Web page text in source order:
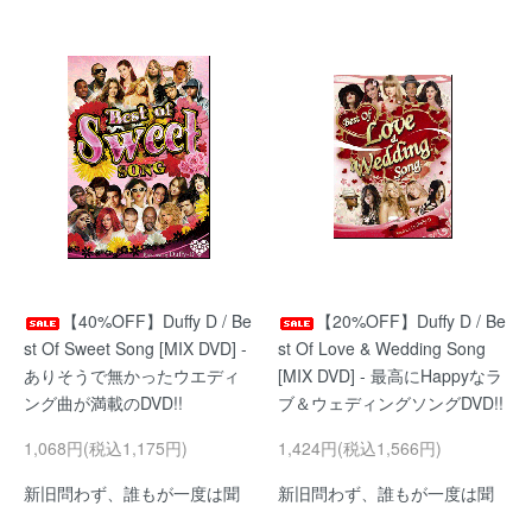
【40%OFF】Duffy D / Be
st Of Sweet Song [MIX DVD] -
ありそうで無かったウエディ
ング曲が満載のDVD!!
1,068円(税込1,175円)
新旧問わず、誰もが一度は聞
【20%OFF】Duffy D / Be
st Of Love & Wedding Song
[MIX DVD] - 最高にHappyなラ
ブ＆ウェディングソングDVD!!
1,424円(税込1,566円)
新旧問わず、誰もが一度は聞